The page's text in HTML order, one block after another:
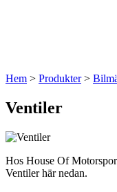
Hem > Produkter>
Ventiler
Hos House Of
Ventiler här nedan.